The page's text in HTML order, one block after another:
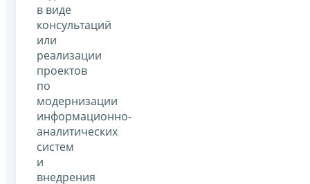
в виде
консультаций
или
реализации
проектов
по
модернизации
информационно-
аналитических
систем
и
внедрения